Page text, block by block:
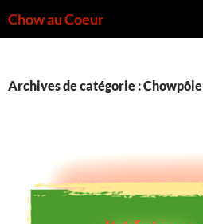
auChow au Coeur
Archives de catégorie : Chowpôle